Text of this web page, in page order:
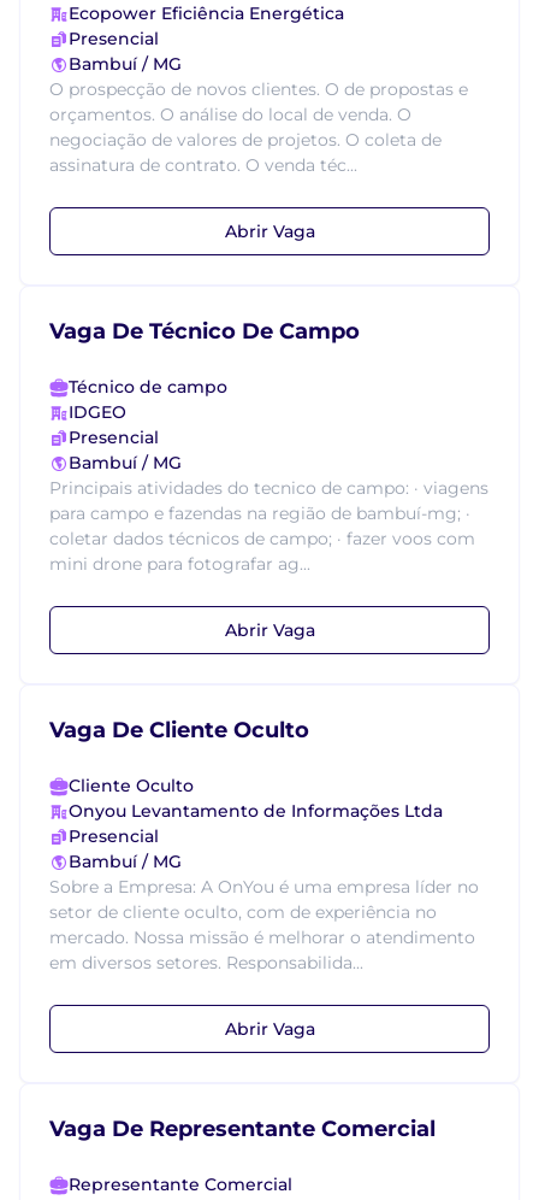
Ecopower Eficiência Energética
Presencial
Bambuí / MG
O prospecção de novos clientes. O de propostas e
orçamentos. O análise do local de venda. O
negociação de valores de projetos. O coleta de
assinatura de contrato. O venda téc...
Abrir Vaga
Vaga De Técnico De Campo
Técnico de campo
IDGEO
Presencial
Bambuí / MG
Principais atividades do tecnico de campo: · viagens
para campo e fazendas na região de bambuí-mg; ·
coletar dados técnicos de campo; · fazer voos com
mini drone para fotografar ag...
Abrir Vaga
Vaga De Cliente Oculto
Cliente Oculto
Onyou Levantamento de Informações Ltda
Presencial
Bambuí / MG
Sobre a Empresa: A OnYou é uma empresa líder no
setor de cliente oculto, com de experiência no
mercado. Nossa missão é melhorar o atendimento
em diversos setores. Responsabilida...
Abrir Vaga
Vaga De Representante Comercial
Representante Comercial